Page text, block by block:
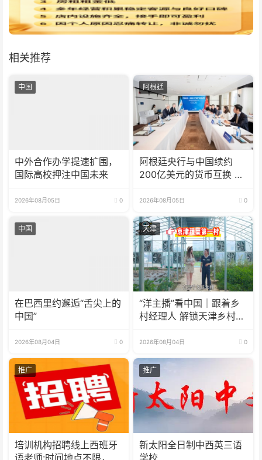
相关推荐
中国
中外合作办学提速扩围，
国际高校押注中国未来
2026年08月05日 0
阿根廷
阿根廷央行与中国续约
200亿美元的货币互换 有
2026年08月05日 0
中国
在巴西里约邂逅“舌尖上的
中国”
2026年08月04日 0
天津
“洋主播”看中国｜跟着乡
村经理人 解锁天津乡村振
2026年08月04日 0
推广
培训机构招聘线上西班牙
推广
新太阳全日制中西英三语